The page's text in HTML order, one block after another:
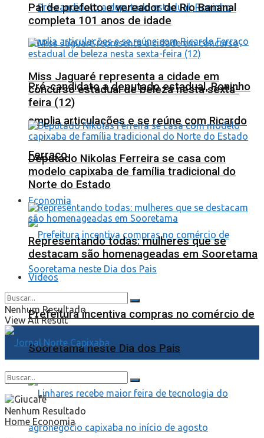
Pré-candidato a deputado estadual, Roninho
amplia articulações e se reúne com Ricardo
Ferraço
Economia
Prefeitura incentiva compras no comércio de
Sooretama neste Dia dos Pais
Pai de prefeito e vereador de Rio Bananal
completa 101 anos de idade
Miss Jaguaré representa a cidade em
concurso estadual de beleza nesta sexta-
feira (12)
Deputado Nikolas Ferreira se casa com
modelo capixaba de família tradicional do
Norte do Estado
Representando todas: mulheres que se
destacam são homenageadas em Sooretama
Videos
Nenhum Resultado
View All Result
Nenhum Resultado
Home Economia